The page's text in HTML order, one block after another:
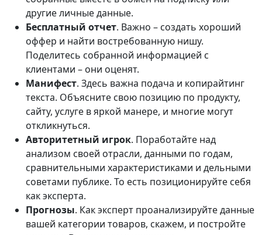
другие личные данные.
Бесплатный отчет. Важно – создать хороший
оффер и найти востребованную нишу.
Поделитесь собранной информацией с
клиентами – они оценят.
Манифест. Здесь важна подача и копирайтинг
текста. Объясните свою позицию по продукту,
сайту, услуге в яркой манере, и многие могут
откликнуться.
Авторитетный игрок. Поработайте над
анализом своей отрасли, данными по годам,
сравнительными характеристиками и дельными
советами публике. То есть позиционируйте себя
как эксперта.
Прогнозы. Как эксперт проанализируйте данные
вашей категории товаров, скажем, и постройте